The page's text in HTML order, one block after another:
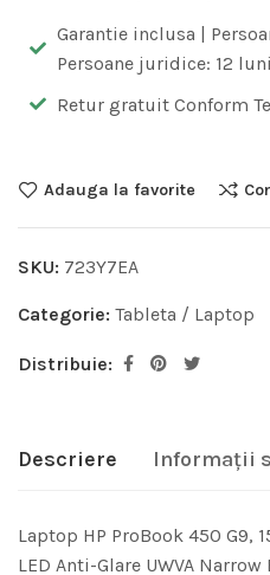
Garantie inclusa |
Persoane juridice: 12 luni
Retur gratuit Conform
Adauga la favorite
SKU: 723Y7EA
Categorie: Tableta / Laptop
Distribuie:
Descriere Informații
Laptop HP ProBook 450 G9,
LED Anti-Glare UWVA